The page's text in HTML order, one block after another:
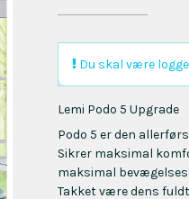
Du skal være
Lemi Podo 5 Upgrade
Podo 5 er den
Sikrer maksimal
maksimal
Takket være dens